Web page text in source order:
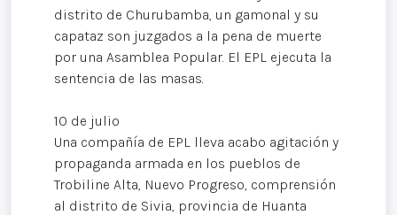
distrito de Churubamba, un gamonal y su
capataz son juzgados a la pena de muerte
por una Asamblea Popular. El EPL ejecuta la
sentencia de las masas.
10 de julio
Una compañía de EPL lleva acabo agitación y
propaganda armada en los pueblos de
Trobiline Alta, Nuevo Progreso, comprensión
al distrito de Sivia, provincia de Huanta